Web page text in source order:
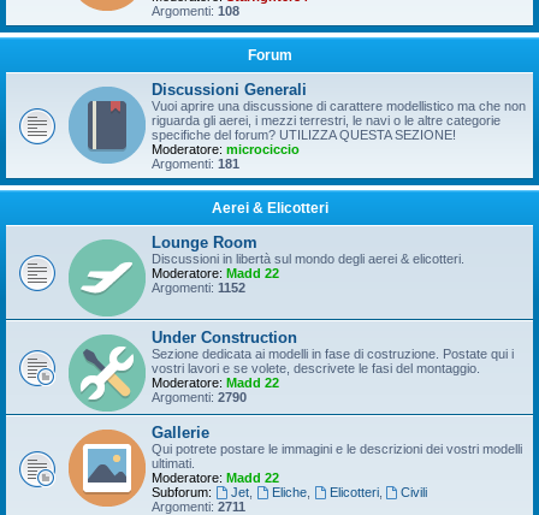
Argomenti: 108
Forum
Discussioni Generali
Vuoi aprire una discussione di carattere modellistico ma che non
riguarda gli aerei, i mezzi terrestri, le navi o le altre categorie
specifiche del forum? UTILIZZA QUESTA SEZIONE!
Moderatore: microciccio
Argomenti: 181
Aerei & Elicotteri
Lounge Room
Discussioni in libertà sul mondo degli aerei & elicotteri.
Moderatore: Madd 22
Argomenti: 1152
Under Construction
Sezione dedicata ai modelli in fase di costruzione. Postate qui i
vostri lavori e se volete, descrivete le fasi del montaggio.
Moderatore: Madd 22
Argomenti: 2790
Gallerie
Qui potrete postare le immagini e le descrizioni dei vostri modelli
ultimati.
Moderatore: Madd 22
Subforum:
Jet, Eliche, Elicotteri,
Civili
Argomenti: 2711